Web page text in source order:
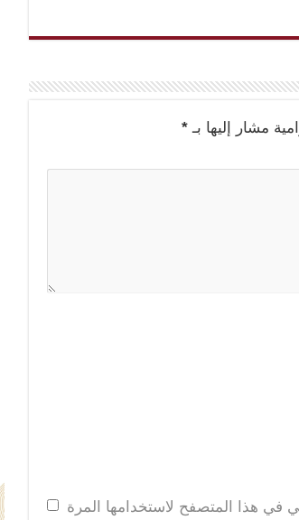
مشار إليها بـ*
في هذا المتصفح لاستخدامها المرة